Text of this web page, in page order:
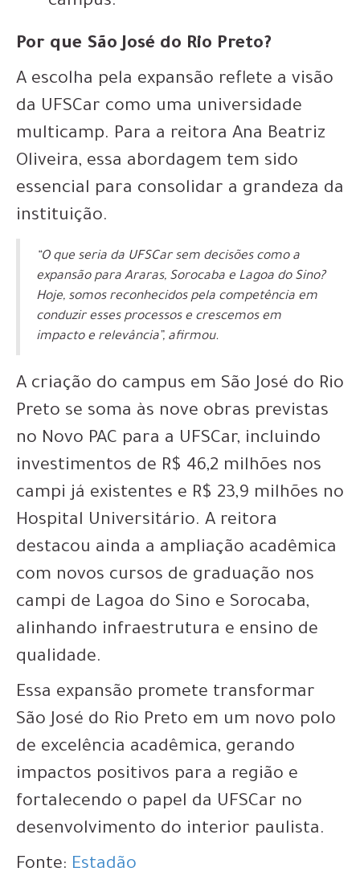
Por que São José do Rio Preto?
A escolha pela expansão reflete a visão
da UFSCar como uma universidade
multicamp. Para a reitora Ana Beatriz
Oliveira, essa abordagem tem sido
essencial para consolidar a grandeza da
instituição.
“O que seria da UFSCar sem decisões como a
expansão para Araras, Sorocaba e Lagoa do Sino?
Hoje, somos reconhecidos pela competência em
conduzir esses processos e crescemos em
impacto e relevância”, afirmou.
A criação do campus em São José do Rio
Preto se soma às nove obras previstas
no Novo PAC para a UFSCar, incluindo
investimentos de R$ 46,2 milhões nos
campi já existentes e R$ 23,9 milhões no
Hospital Universitário. A reitora
destacou ainda a ampliação acadêmica
com novos cursos de graduação nos
campi de Lagoa do Sino e Sorocaba,
alinhando infraestrutura e ensino de
qualidade.
Essa expansão promete transformar
São José do Rio Preto em um novo polo
de excelência acadêmica, gerando
impactos positivos para a região e
fortalecendo o papel da UFSCar no
desenvolvimento do interior paulista.
Fonte: Estadão